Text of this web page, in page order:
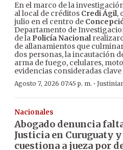
En el marco de la
al local de créditos Credi Ágil,
julio en el centro de
Departamento de
de la Policía Nacional
de allanamientos que
dos personas, la incautación
arma de fuego, celulares,
evidencias consideradas clave
Agosto 7, 2026 07:45 p. m. ·
Nacionales
Abogado denuncia
Justicia en Curuguaty y
cuestiona a jueza por